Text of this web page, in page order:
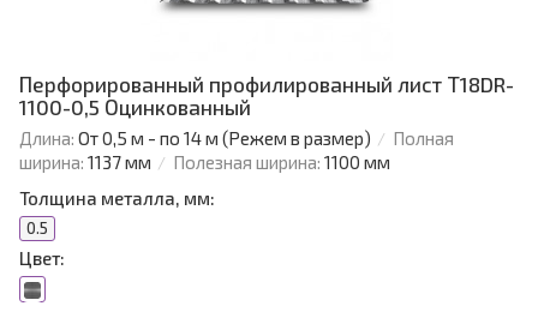
Перфорированный профилированный лист Т18DR-
1100-0,5 Оцинкованный
Длина: От 0,5 м - по 14 м (Режем в размер)
Полная
ширина: 1137 мм Полезная ширина: 1100 мм
Толщина металла, мм:
0.5
Цвет: